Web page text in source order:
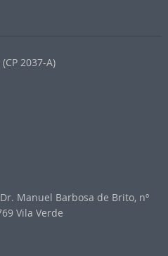
2037-A)
Manuel Barbosa de Brito, nº
Vila Verde